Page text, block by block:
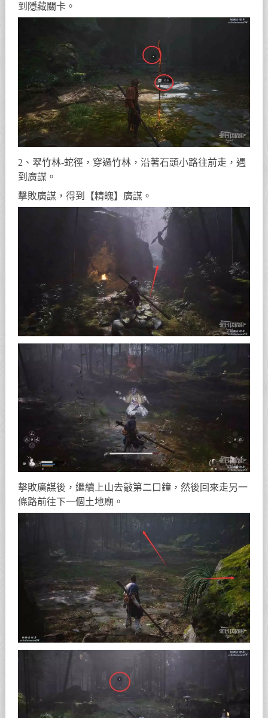
到隱藏關卡。
2、翠竹林-蛇徑，穿過竹林，沿著石頭小路往前走，遇
到廣謀。
擊敗廣謀，得到【精魄】廣謀。
擊敗廣謀後，繼續上山去敲第二口鐘，然後回來走另一
條路前往下一個土地廟。